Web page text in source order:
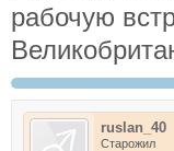
рабочую
ruslan_40
Старожил